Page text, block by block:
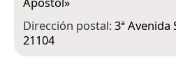
Dirección postal:3ª Avenida
21104